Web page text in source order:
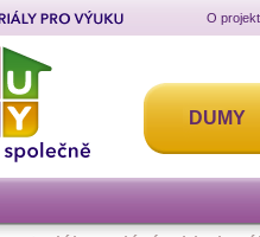
O
DUMY